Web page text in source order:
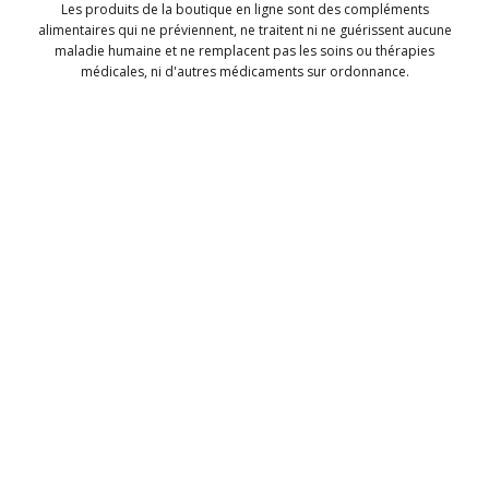
Les produits de la boutique en ligne sont des compléments
alimentaires qui ne préviennent, ne traitent ni ne guérissent aucune
maladie humaine et ne remplacent pas les soins ou thérapies
médicales, ni d'autres médicaments sur ordonnance.